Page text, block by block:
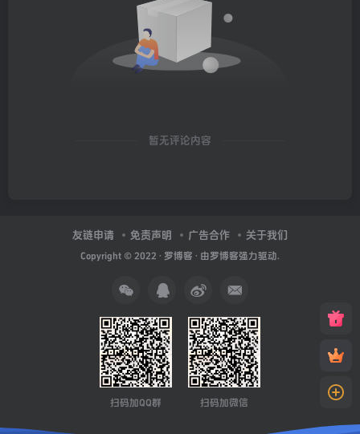
暂无评论内容
友链申请 免责声明 广告合作 关于我们
Copyright © 2022 · 罗博客 · 由罗博客强力驱动.
扫码加QQ群 扫码加微信